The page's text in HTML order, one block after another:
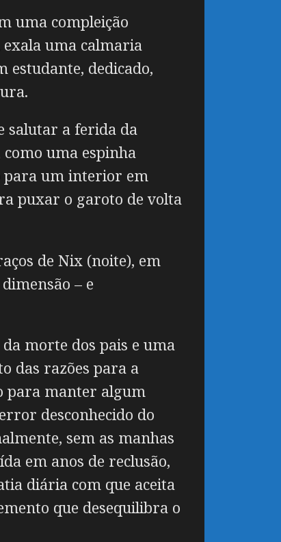
uma compleição
uma calmaria
estudante, dedicado,
salutar a ferida da
uma espinha
para um interior em
puxar o garoto de volta
de Nix (noite), em
– e
morte dos pais e uma
das razões para a
para manter algum
desconhecido do
sem as manhas
em anos de reclusão,
diária com que aceita
que desequilibra o